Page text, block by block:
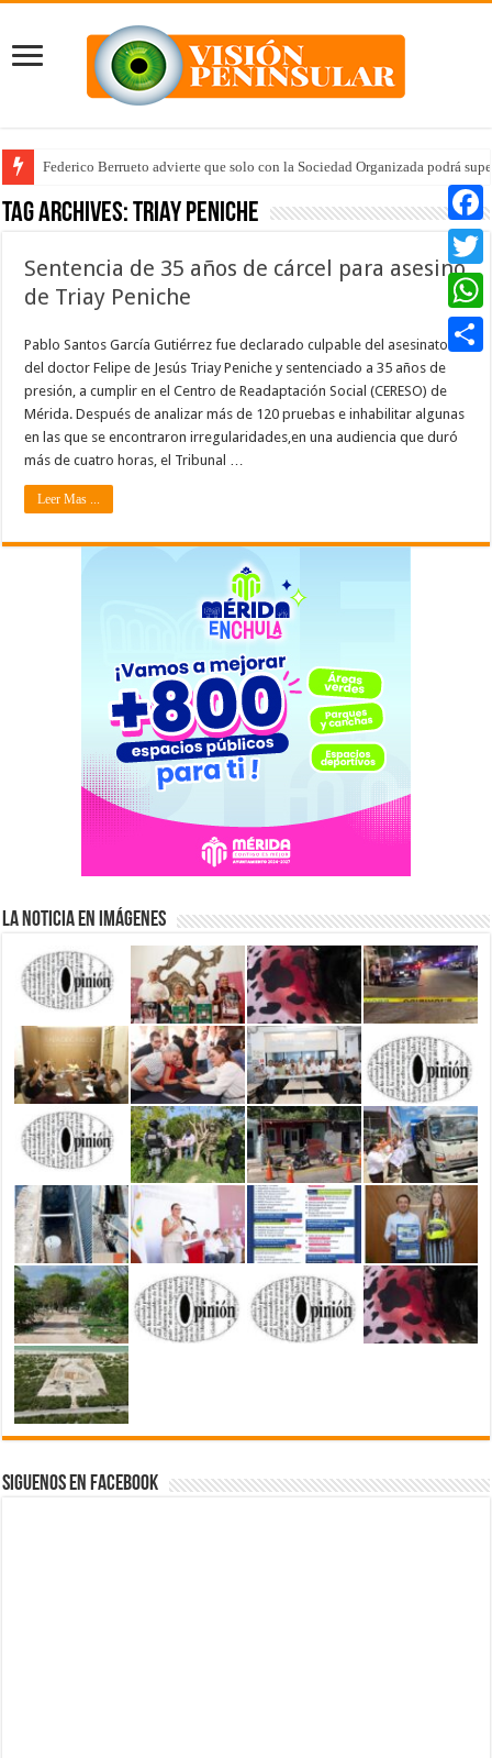
Federico Berrueto advierte que solo con la Sociedad Organizada podrá
Tag Archives:Triay Peniche
Sentencia de 35 años de cárcel para asesino
de Triay Peniche
Pablo Santos García Gutiérrez fue declarado culpable del asesinato
del doctor Felipe de Jesús Triay Peniche y sentenciado a 35 años de
presión, a cumplir en el Centro de Readaptación Social (CERESO) de
Mérida. Después de analizar más de 120 pruebas e inhabilitar algunas
en las que se encontraron irregularidades,en una audiencia que duró
más de cuatro horas, el Tribunal …
Leer Mas ...
La Noticia en Imágenes
Siguenos en Facebook
Twitter